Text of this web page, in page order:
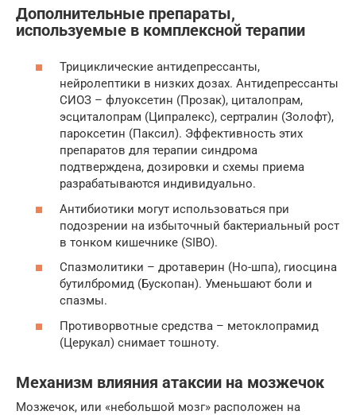
Дополнительные препараты,
используемые в комплексной терапии
Трициклические антидепрессанты,
нейролептики в низких дозах. Антидепрессанты
СИОЗ – флуоксетин (Прозак), циталопрам,
эсциталопрам (Ципралекс), сертралин (Золофт),
пароксетин (Паксил). Эффективность этих
препаратов для терапии синдрома
подтверждена, дозировки и схемы приема
разрабатываются индивидуально.
Антибиотики могут использоваться при
подозрении на избыточный бактериальный рост
в тонком кишечнике (SIBO).
Спазмолитики – дротаверин (Но-шпа), гиосцина
бутилбромид (Бускопан). Уменьшают боли и
спазмы.
Противорвотные средства – метоклопрамид
(Церукал) снимает тошноту.
Механизм влияния атаксии на мозжечок
Мозжечок, или «небольшой мозг» расположен на